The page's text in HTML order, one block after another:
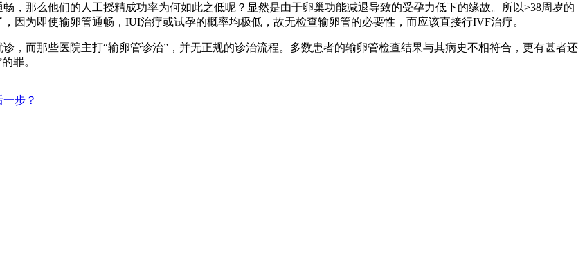
，那么他们的人工授精成功率为何如此之低呢？显然是由于卵巢功能减退导致的受孕力低下的缘故。所以>38周岁的
因为即使输卵管通畅，IUI治疗或试孕的概率均极低，故无检查输卵管的必要性，而应该直接行IVF治疗。
，而那些医院主打“输卵管诊治”，并无正规的诊治流程。多数患者的输卵管检查结果与其病史不相符合，更有甚者还
罪。
步？